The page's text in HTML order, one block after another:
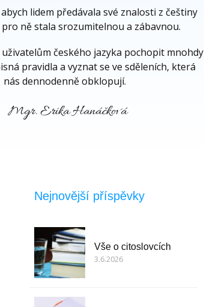
lidem předávala své znalosti z češtiny
ně stala srozumitelnou a zábavnou.
uživatelům českého jazyka pochopit mnohdy
pravidla a vyznat se ve sděleních, která
nás dennodenně obklopují.
Mgr. Erika Hanáčková
Nejnovější příspěvky
Vše o citoslovcích
3.6.2026